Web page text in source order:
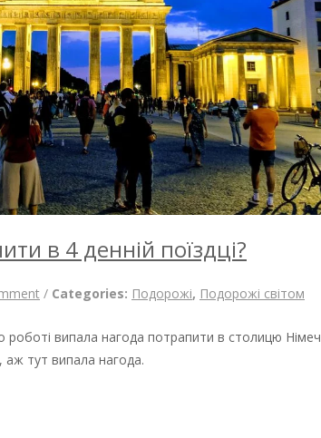
в 4 денній поїздці?
/ Categories: Подорожі, Подорожі світом
роботі випала нагода потрапити в столицю
аж тут випала нагода.